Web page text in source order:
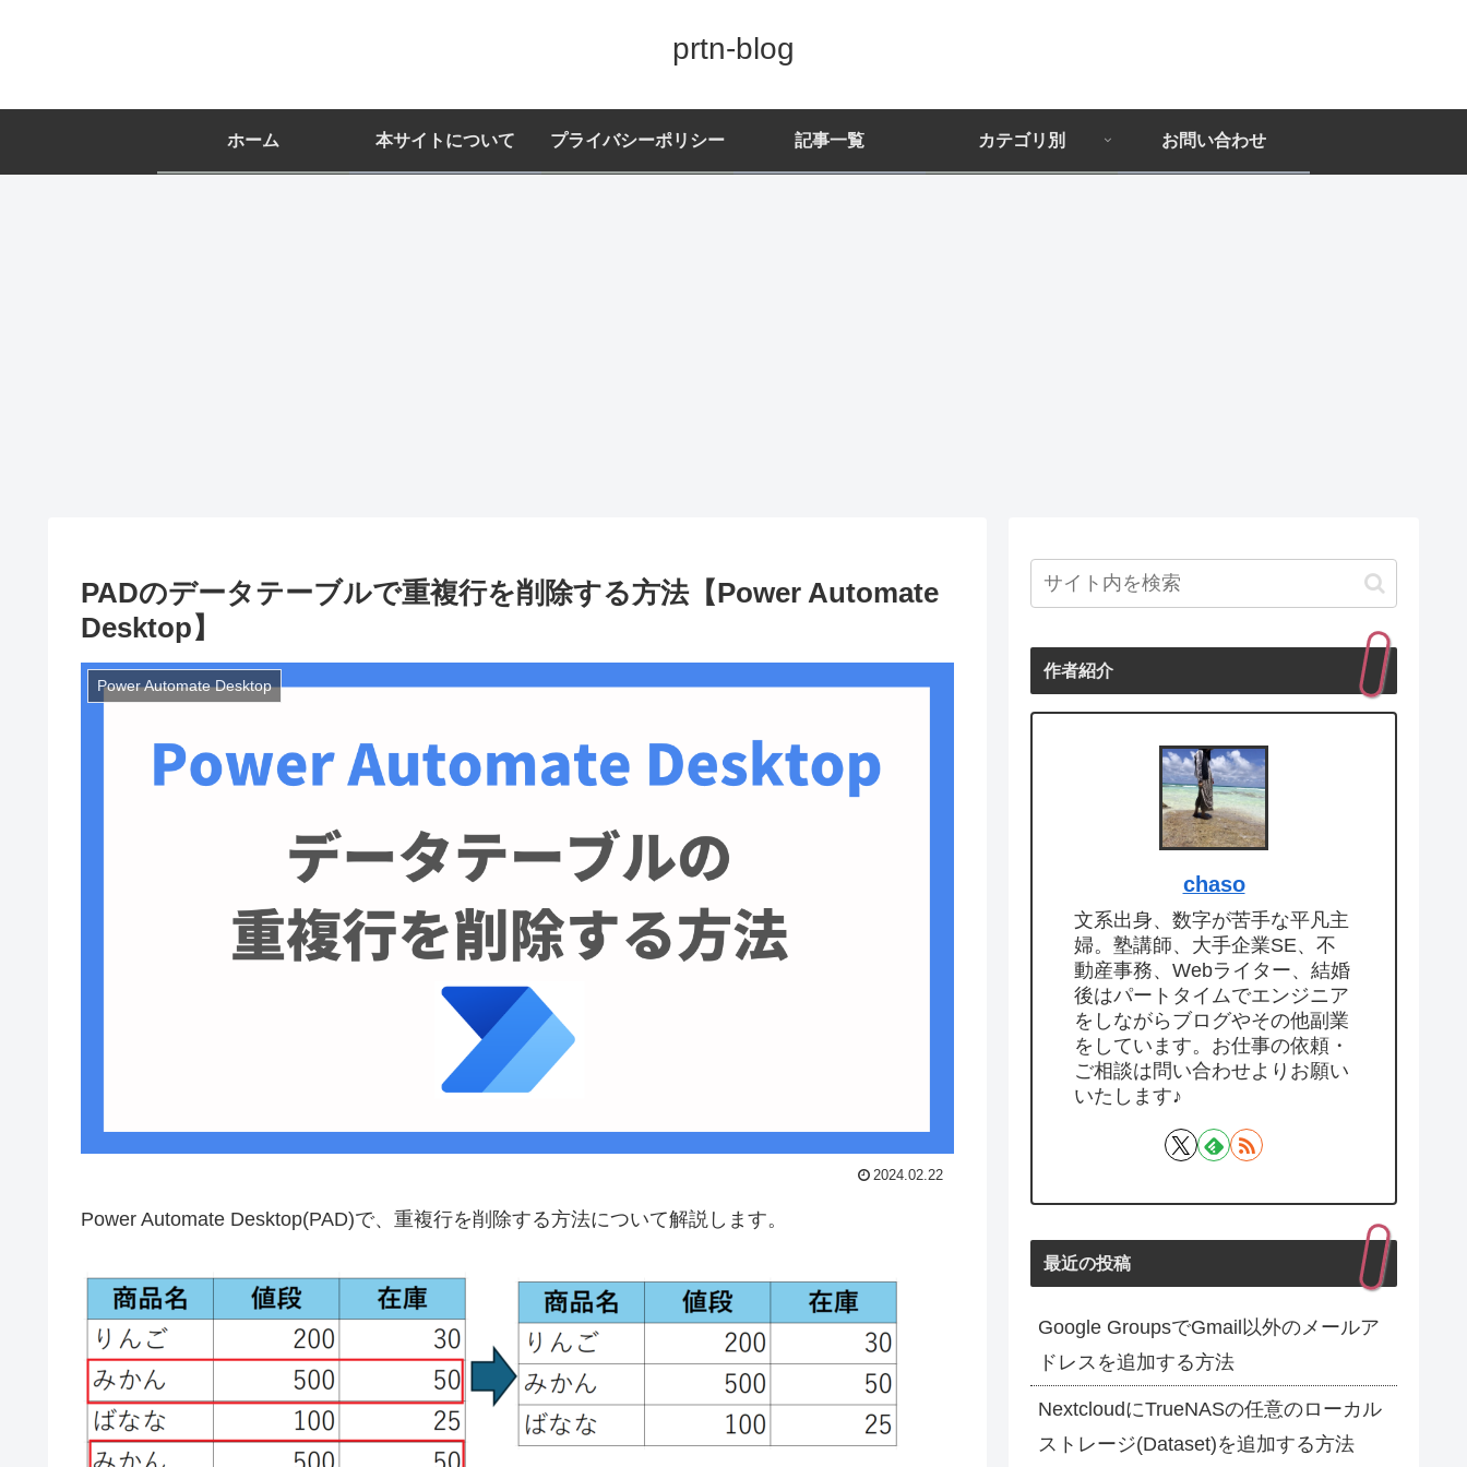
prtn-blog
ホーム 本サイトについて プライバシーポリシー 記事一覧 カテゴリ別 お問い合わせ
PADのデータテーブルで重複行を削除する方法【Power Automate
Desktop】
Power Automate Desktop
2024.02.22
Power Automate Desktop(PAD)で、重複行を削除する方法について解説します。
作者紹介
chaso
文系出身、数字が苦手な平凡主
婦。塾講師、大手企業SE、不
動産事務、Webライター、結婚
後はパートタイムでエンジニア
をしながらブログやその他副業
をしています。お仕事の依頼・
ご相談は問い合わせよりお願い
いたします♪
最近の投稿
Google GroupsでGmail以外のメールア
ドレスを追加する方法
NextcloudにTrueNASの任意のローカル
ストレージ(Dataset)を追加する方法